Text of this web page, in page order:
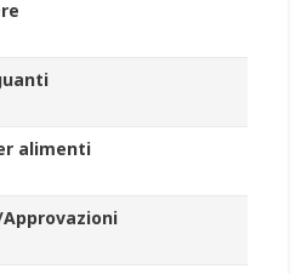
alimenti